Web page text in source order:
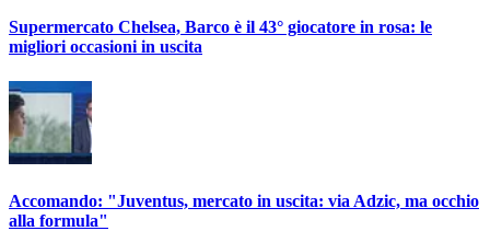
Supermercato Chelsea, Barco è il 43° giocatore in rosa: le
migliori occasioni in uscita
Accomando: "Juventus, mercato in uscita: via Adzic, ma occhio
alla formula"